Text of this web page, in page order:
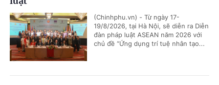
(Chinhphu.vn) - Từ ngày 17-
19/8/2026, tại Hà Nội, sẽ diễn ra Diễn
đàn pháp luật ASEAN năm 2026 với
chủ đề “Ứng dụng trí tuệ nhân tạo...